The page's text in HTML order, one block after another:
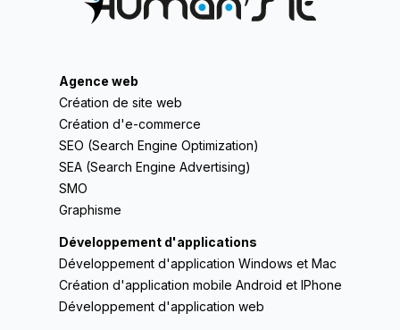
Agence web
Création de site web
Création d'e-commerce
SEO (Search Engine Optimization)
SEA (Search Engine Advertising)
SMO
Graphisme
Développement d'applications
Développement d'application Windows et Mac
Création d'application mobile Android et IPhone
Développement d'application web